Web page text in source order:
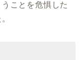
ことを危惧した